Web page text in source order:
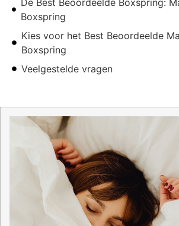
De Best Beoordeelde Boxspring:
Boxspring
Kies voor het Best Beoordeelde
Boxspring
Veelgestelde vragen